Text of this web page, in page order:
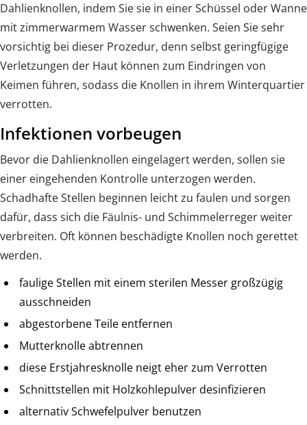
Dahlienknollen, indem Sie sie in einer Schüssel oder Wanne
mit zimmerwarmem Wasser schwenken. Seien Sie sehr
vorsichtig bei dieser Prozedur, denn selbst geringfügige
Verletzungen der Haut können zum Eindringen von
Keimen führen, sodass die Knollen in ihrem Winterquartier
verrotten.
Infektionen vorbeugen
Bevor die Dahlienknollen eingelagert werden, sollen sie
einer eingehenden Kontrolle unterzogen werden.
Schadhafte Stellen beginnen leicht zu faulen und sorgen
dafür, dass sich die Fäulnis- und Schimmelerreger weiter
verbreiten. Oft können beschädigte Knollen noch gerettet
werden.
faulige Stellen mit einem sterilen Messer großzügig
ausschneiden
abgestorbene Teile entfernen
Mutterknolle abtrennen
diese Erstjahresknolle neigt eher zum Verrotten
Schnittstellen mit Holzkohlepulver desinfizieren
alternativ Schwefelpulver benutzen